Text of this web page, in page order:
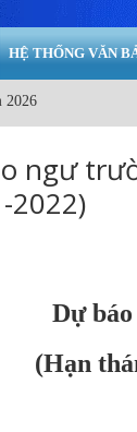
HỆ THỐNG VĂN
2026
ngư
2022)
Dự
(Hạn